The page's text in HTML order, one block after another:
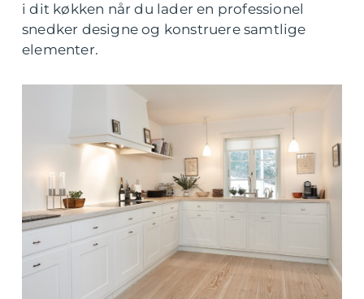
i dit køkken når du lader en professionel
snedker designe og konstruere samtlige
elementer.